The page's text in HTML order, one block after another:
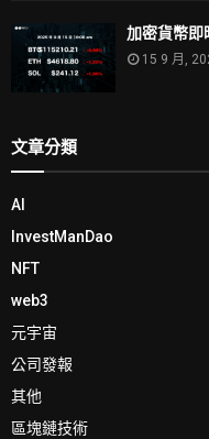
加密貨幣即
15 9 月,
文章分類
AI
InvestManDao
NFT
web3
元宇宙
公司發報
其他
區塊鏈技術